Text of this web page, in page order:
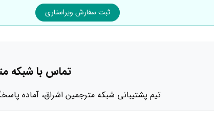
ثبت سفارش ویراستاری
تماس با شبکه
تیم پشتیبانی شبکه مترجمین اشراق، آماده